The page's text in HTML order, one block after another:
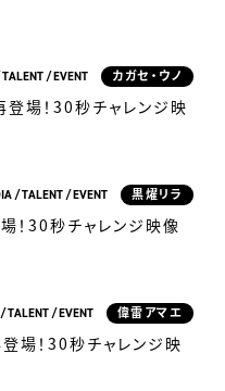
TALENT EVENT カガセ・ウノ
登場！30秒チャレンジ映
TALENT EVENT 黒燿リラ
！30秒チャレンジ映像
TALENT EVENT 偉雷アマエ
場！30秒チャレンジ映